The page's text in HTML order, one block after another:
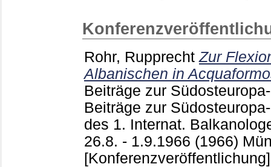
Rohr, Rupprecht Zur
Albanischen in
Beiträge zur
Beiträge zur
des 1. Internat.
26.8. - 1.9.1966 (1966)
[Konferenzveröffentlichung]